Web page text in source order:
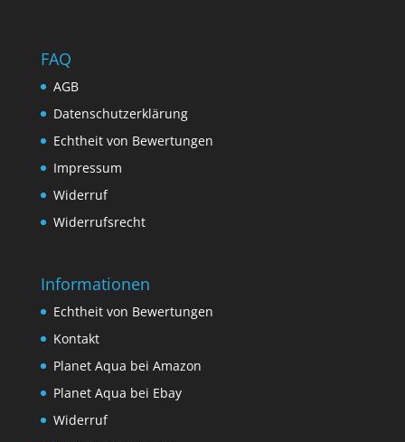
FAQ
AGB
Datenschutzerklärung
Echtheit von Bewertungen
Impressum
Widerruf
Widerrufsrecht
Informationen
Echtheit von Bewertungen
Kontakt
Planet Aqua bei Amazon
Planet Aqua bei Ebay
Widerruf